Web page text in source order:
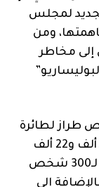
لمجلس
ومن
إلى مخاطر
طراز لطائرة
مسيرة إيرانية، إن سعرها يتراوح بين 20 ألف و22 ألف
دولار، وهو ما يعادل توفير وجبات غذائية لـ300 شخص
لـ500 شخص، بالإضافة إلى